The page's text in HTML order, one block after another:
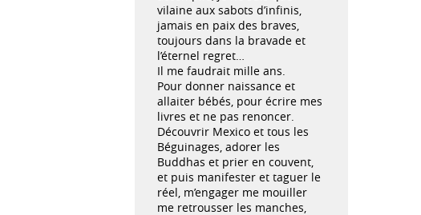
vilaine aux sabots d’infinis,
jamais en paix des braves,
toujours dans la bravade et
l’éternel regret…
Il me faudrait mille ans.
Pour donner naissance et
allaiter bébés, pour écrire mes
livres et ne pas renoncer.
Découvrir Mexico et tous les
Béguinages, adorer les
Buddhas et prier en couvent,
et puis manifester et taguer le
réel, m’engager me mouiller
me retrousser les manches,